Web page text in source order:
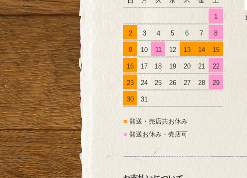
1
2 3 4 5 6 7 8
9 10 11 12 13 14 15
16 17 18 19 20 21 22
23 24 25 26 27 28 29
30 31
■ 発送・売店共お休み
■ 発送お休み・売店可